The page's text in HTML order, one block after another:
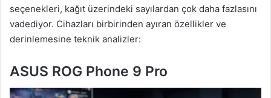
seçenekleri, kağıt üzerindeki sayılardan çok daha fazlasını
vadediyor. Cihazları birbirinden ayıran özellikler ve
derinlemesine teknik analizler:
ASUS ROG Phone 9 Pro